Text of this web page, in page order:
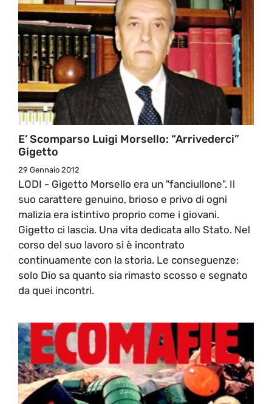
E’ Scomparso Luigi Morsello: “Arrivederci”
Gigetto
29 Gennaio 2012
LODI - Gigetto Morsello era un "fanciullone". Il
suo carattere genuino, brioso e privo di ogni
malizia era istintivo proprio come i giovani.
Gigetto ci lascia. Una vita dedicata allo Stato. Nel
corso del suo lavoro si è incontrato
continuamente con la storia. Le conseguenze:
solo Dio sa quanto sia rimasto scosso e segnato
da quei incontri.